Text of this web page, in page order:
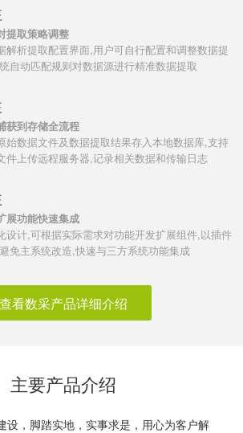
提取策略调整
解析提取配置界面,用户可自行配置和调整数据提
自动匹配规则对数据源进行精准数据提取
获到存储全流程
始数据文件及数据提取结果存入本地数据库,支持
件上传远程服务器,记录相关数据和传输日志
展功能快速集成
设计,可根据实际需求对功能开发扩展组件,以插件
免主系统改造,快速与三方系统功能集成
查看数采产品详细介绍
主要产品介绍
设，脚踏实地，实事求是，用心为客户解